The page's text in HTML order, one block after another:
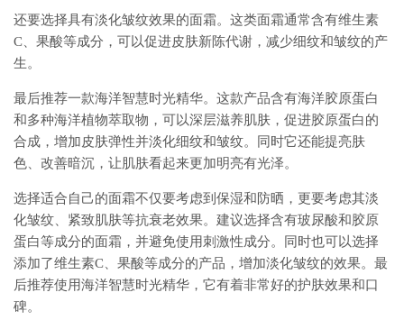
还要选择具有淡化皱纹效果的面霜。这类面霜通常含有维生素
C、果酸等成分，可以促进皮肤新陈代谢，减少细纹和皱纹的产
生。
最后推荐一款海洋智慧时光精华。这款产品含有海洋胶原蛋白
和多种海洋植物萃取物，可以深层滋养肌肤，促进胶原蛋白的
合成，增加皮肤弹性并淡化细纹和皱纹。同时它还能提亮肤
色、改善暗沉，让肌肤看起来更加明亮有光泽。
选择适合自己的面霜不仅要考虑到保湿和防晒，更要考虑其淡
化皱纹、紧致肌肤等抗衰老效果。建议选择含有玻尿酸和胶原
蛋白等成分的面霜，并避免使用刺激性成分。同时也可以选择
添加了维生素C、果酸等成分的产品，增加淡化皱纹的效果。最
后推荐使用海洋智慧时光精华，它有着非常好的护肤效果和口
碑。